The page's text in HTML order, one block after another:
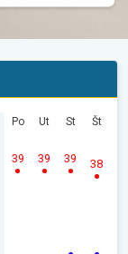
Po
39
Ut
39
St
39
Št
38